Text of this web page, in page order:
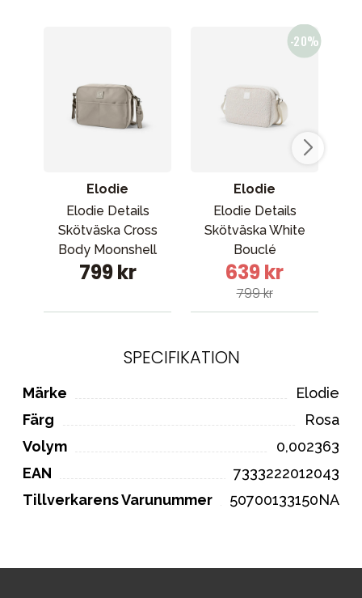
Elodie
Elodie Details
Skötväska Cross
Body Moonshell
799 kr
Elodie
Elodie Details
Skötväska White
Bouclé
639 kr
799 kr
SPECIFIKATION
Märke
Elodie
Färg
Rosa
Volym
0,002363
EAN
7333222012043
Tillverkarens Varunummer
50700133150NA